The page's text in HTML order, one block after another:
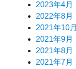
2023年4月
2022年8月
2021年10月
2021年9月
2021年8月
2021年7月